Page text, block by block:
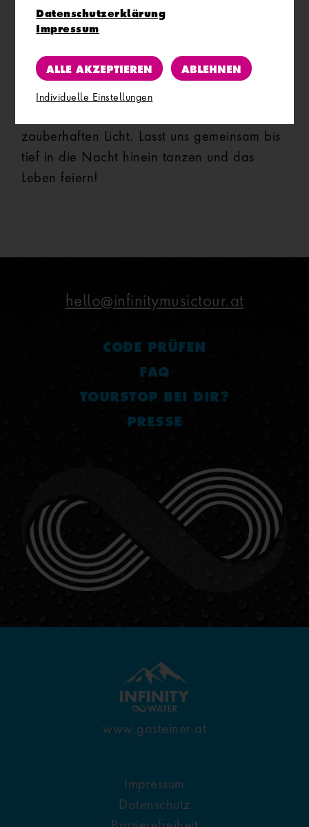
Baden. Mit einem erfrischenden Drink in der
Hand könnt ihr euch im
ideal auf den Abend einstimmen. Wenn die
Sonne am Horizont verschwindet, erstrahlt
dasFestivalgelände am
zauberhaften Licht. Lasst uns gemeinsam bis
tief in die Nacht hinein tanzen und das
Leben feiern!
hello@infinitymusictour.at
CODE PRÜFEN
FAQ
TOURSTOP BEI DIR?
PRESSE
www.gasteiner.at
Impressum
Datenschutz
Datenschutzerklärung
Impressum
ALLE AKZEPTIEREN ABLEHNEN
Individuelle Einstellungen